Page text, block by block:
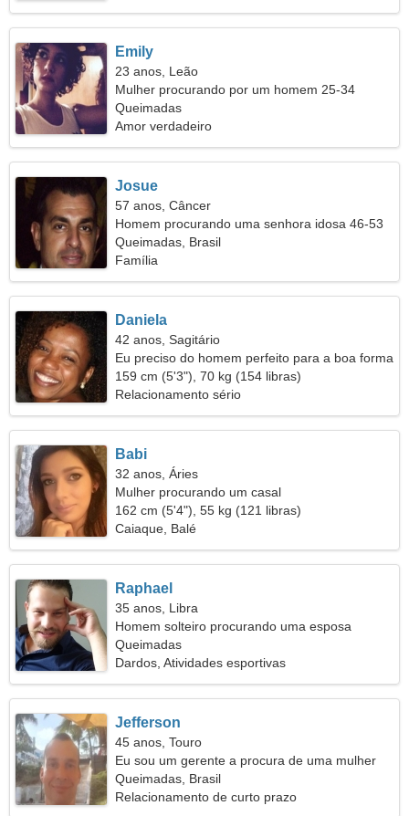
Emily
23 anos, Leão
Mulher procurando por um homem 25-34
Queimadas
Amor verdadeiro
Josue
57 anos, Câncer
Homem procurando uma senhora idosa 46-53
Queimadas, Brasil
Família
Daniela
42 anos, Sagitário
Eu preciso do homem perfeito para a boa forma
159 cm (5'3"), 70 kg (154 libras)
Relacionamento sério
Babi
32 anos, Áries
Mulher procurando um casal
162 cm (5'4"), 55 kg (121 libras)
Caiaque, Balé
Raphael
35 anos, Libra
Homem solteiro procurando uma esposa
Queimadas
Dardos, Atividades esportivas
Jefferson
45 anos, Touro
Eu sou um gerente a procura de uma mulher
encantadora
Queimadas, Brasil
Relacionamento de curto prazo